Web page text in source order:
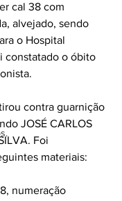
cal 38 com
alvejado, sendo
o Hospital
constatado o óbito
contra guarnição
JOSÉ CARLOS
Foi
materiais:
numeração